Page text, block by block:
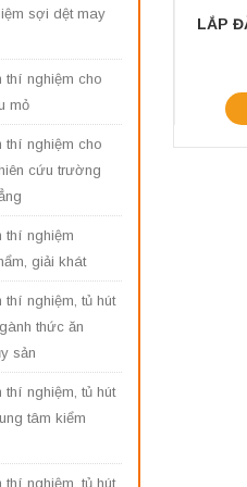
sợi dệt may
thí nghiệm cho
mỏ
thí nghiệm cho
cứu trường
thí nghiệm
giải khát
thí nghiệm, tủ hút
thức ăn
sản
thí nghiệm, tủ hút
tâm kiểm
thí nghiệm, tủ hút